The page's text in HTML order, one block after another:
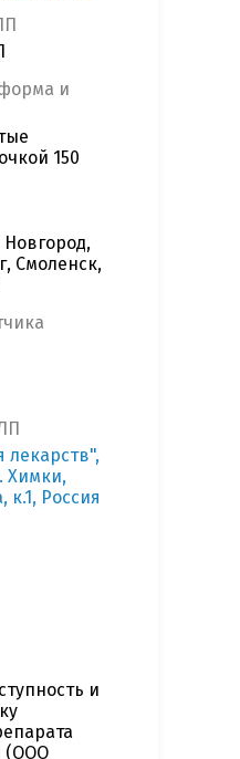
и
150
Смоленск,
лекарств",
Химки,
к.1, Россия
и
(ООО